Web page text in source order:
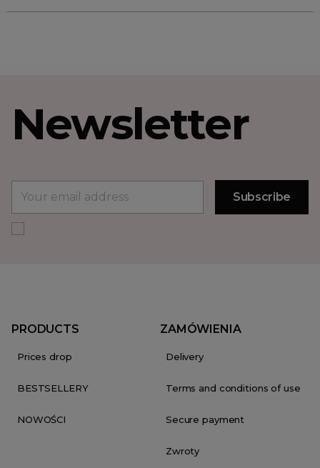
Newsletter
PRODUCTS
Prices drop
BESTSELLERY
NOWOŚCI
ZAMÓWIENIA
Delivery
Terms and conditions of use
Secure payment
Zwroty